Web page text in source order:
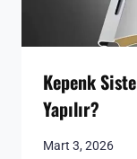
Kepenk
Yapılır?
Mart 3, 2026